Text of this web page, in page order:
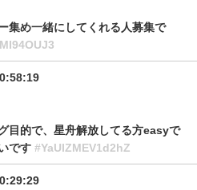
集め一緒にしてくれる人募集で
目的で、星舟解放してる方easyで
です #YaUlZMEV1d2hZ